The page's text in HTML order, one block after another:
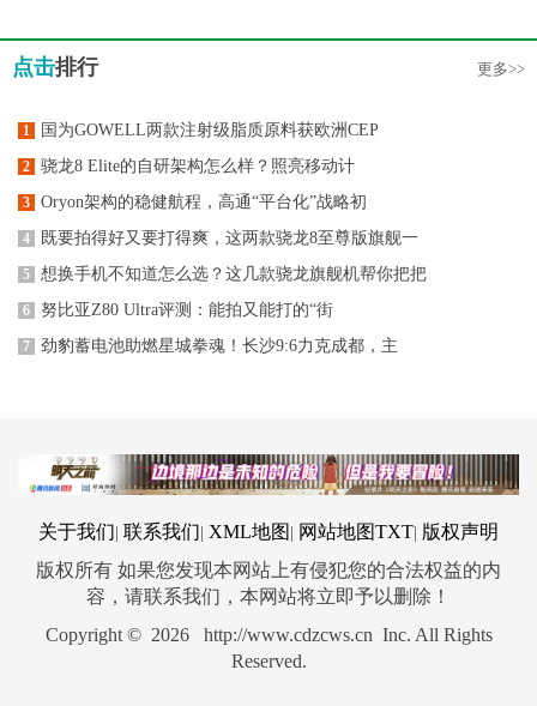
点击排行 更多>>
1 国为GOWELL两款注射级脂质原料获欧洲CEP
2 骁龙8 Elite的自研架构怎么样？照亮移动计
3 Oryon架构的稳健航程，高通“平台化”战略初
4 既要拍得好又要打得爽，这两款骁龙8至尊版旗舰一
5 想换手机不知道怎么选？这几款骁龙旗舰机帮你把把
6 努比亚Z80 Ultra评测：能拍又能打的“街
7 劲豹蓄电池助燃星城拳魂！长沙9:6力克成都，主
关于我们 联系我们 XML地图 网站地图TXT 版权声明
版权所有 如果您发现本网站上有侵犯您的合法权益的内
容，请联系我们，本网站将立即予以删除！
Copyright © 2026 http://www.cdzcws.cn Inc. All Rights
Reserved.